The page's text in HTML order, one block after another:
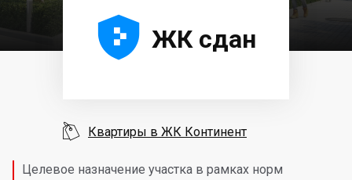
Целевое назначение участка в рамках норм




 ЖК сдан
 Квартиры в ЖК Континент